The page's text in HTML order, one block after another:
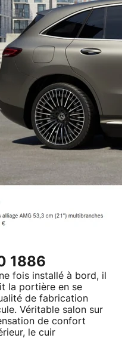
1886
fois installé à bord, il
la portière en se
de fabrication
Véritable salon sur
de confort
le cuir